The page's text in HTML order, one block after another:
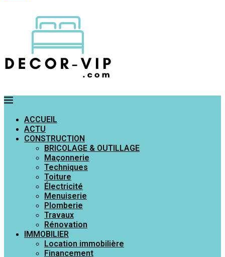
ACCUEIL
ACTU
CONSTRUCTION
BRICOLAGE & OUTILLAGE
Maçonnerie
Techniques
Toiture
Électricité
Menuiserie
Plomberie
Travaux
Rénovation
IMMOBILIER
Location immobilière
Financement